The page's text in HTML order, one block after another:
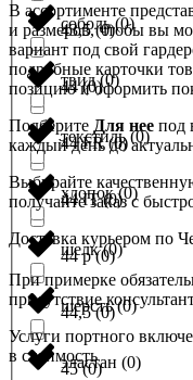
43,5 (0)
44 (0)
44 FR (0)
44 IT (0)
44 р (0)
44,5 (0)
45 (0)
соболь (0)
твид (0)
текстиль (0)
хлопок (0)
шелк (0)
шерсть (0)
эластан (0)
В ассортименте
и размеров, чтобы вы
вариант под свой
подробные карточки
позицию и оформить
Подберите Для нее под
каждый день до
Выбирайте
получайте заказ с
Доставка курьером по
При примерке
присутствие
Услуги портного
в стоимость